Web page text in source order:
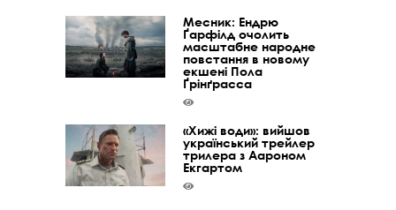
Месник: Ендрю
Ґарфілд очолить
масштабне народне
повстання в новому
екшені Пола
Ґрінґрасса
«Хижі води»: вийшов
український трейлер
трилера з Аароном
Екгартом